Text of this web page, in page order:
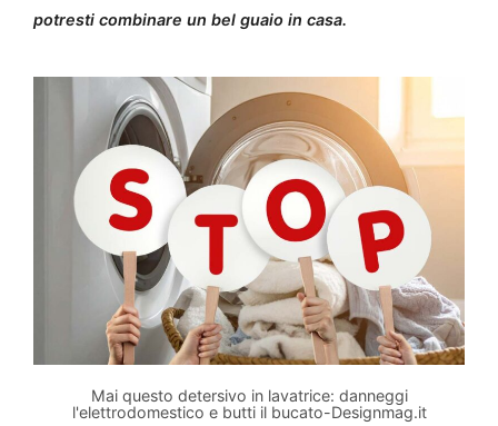
potresti combinare un bel guaio in casa.
Mai questo detersivo in lavatrice: danneggi
l'elettrodomestico e butti il bucato-Designmag.it